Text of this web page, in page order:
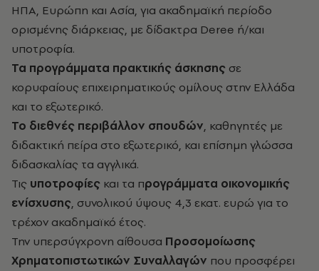
ΗΠΑ, Ευρώπη και Ασία, για ακαδημαϊκή περίοδο
ορισμένης διάρκειας, με δίδακτρα Deree ή/και
υποτροφία.
Τα προγράμματα πρακτικής άσκησης σε
κορυφαίους επιχειρηματικούς ομίλους στην Ελλάδα
και το εξωτερικό.
Το διεθνές περιβάλλον σπουδών, καθηγητές με
διδακτική πείρα στο εξωτερικό, και επίσημη γλώσσα
διδασκαλίας τα αγγλικά.
Τις υποτροφίες και τα προγράμματα οικονομικής
ενίσχυσης, συνολικού ύψους 4,3 εκατ. ευρώ για το
τρέχον ακαδημαϊκό έτος.
Την υπερσύγχρονη αίθουσα Προσομοίωσης
Χρηματοπιστωτικών Συναλλαγών που προσφέρει